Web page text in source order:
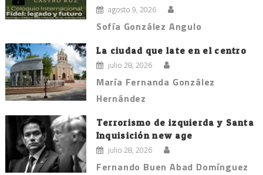
agosto 9, 2026
Sofía González Angulo
La ciudad que late en el centro
julio 28, 2026
María Fernanda González
Hernández
Terrorismo de izquierda y Santa
Inquisición new age
julio 28, 2026
Fernando Buen Abad Domínguez